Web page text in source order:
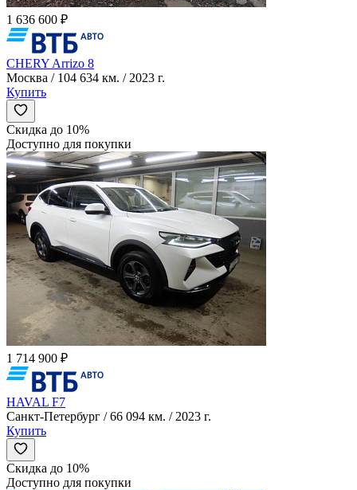
1 636 600 ₽
CHERY Arrizo 8
Москва / 104 634 км. / 2023 г.
Купить
Скидка до 10%
Доступно для покупки
1 714 900 ₽
HAVAL F7
Санкт-Петербург / 66 094 км. / 2023 г.
Купить
Скидка до 10%
Доступно для покупки